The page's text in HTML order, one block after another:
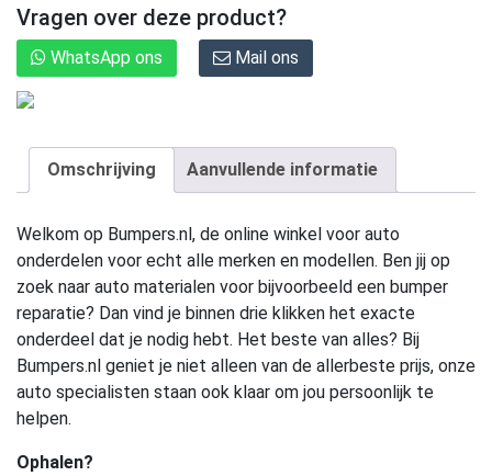
Vragen over deze product?
WhatsApp ons Mail ons
Omschrijving Aanvullende informatie
Welkom op Bumpers.nl, de online winkel voor auto
onderdelen voor echt alle merken en modellen. Ben jij op
zoek naar auto materialen voor bijvoorbeeld een bumper
reparatie? Dan vind je binnen drie klikken het exacte
onderdeel dat je nodig hebt. Het beste van alles? Bij
Bumpers.nl geniet je niet alleen van de allerbeste prijs, onze
auto specialisten staan ook klaar om jou persoonlijk te
helpen.
Ophalen?